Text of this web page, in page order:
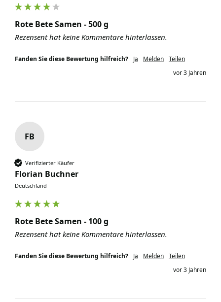
Rote Bete Samen - 500 g
Rezensent hat keine Kommentare hinterlassen.
Fanden Sie diese Bewertung hilfreich? Ja Melden Teilen
vor 3 Jahren
FB
Verifizierter Käufer
Florian Buchner
Deutschland
Rote Bete Samen - 100 g
Rezensent hat keine Kommentare hinterlassen.
Fanden Sie diese Bewertung hilfreich? Ja Melden Teilen
vor 3 Jahren